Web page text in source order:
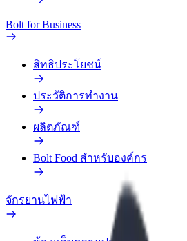
Bolt for Business
สิทธิประโยชน์
ประวัติการทำงาน
ผลิตภัณฑ์
Bolt Food สำหรับองค์กร
จักรยานไฟฟ้า